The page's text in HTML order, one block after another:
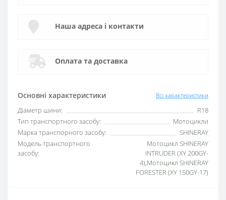
Основні характеристики Всі характеристики
Діаметр шини:
R18
Тип транспортного засобу:
Мотоцикли
Марка транспорного засобу:
SHINERAY
Модель транспортного
засобу:
Мотоцикл SHINERAY
INTRUDER (XY 200GY-
4),Мотоцикл SHINERAY
FORESTER (XY 150GY-17)
Наша адреса і контакти
Оплата та доставка